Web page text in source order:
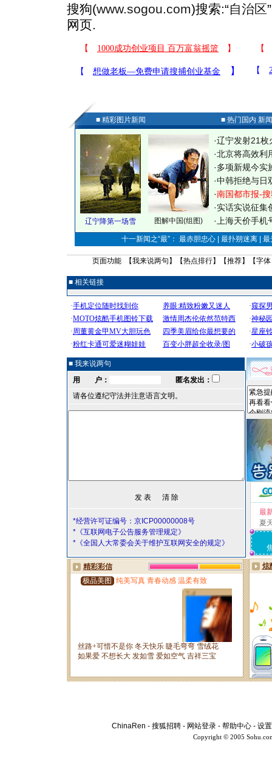
搜狗(www.sogou.com)搜索:“自治区
网页.
■ 精彩图片新闻 ■ 热门国内 新
辽宁降第一场雪 图解中国(组图)
·辽宁发射21枚
·北京将高效利
·多项新规今实
·中韩拒绝与日
·南国都市报-
·实话实说征集
· 上海天价手
十一新闻之“最”： 最赤胆忠心 | 最扑朔迷离 |
页面功能 【我来说两句 】【热点排行】【推荐】【字体
■ 相关链接
■ 我来说两句
用 户：
匿名发出：
请各位遵纪守法并注意语言文明。
*经营许可证编号：京ICP00000008号
*《互联网电子公告服务管理规定》
*《全国人大常委会关于维护互联网安全的规定》
最
夏
ChinaRen - 搜狐招聘 - 网站登录 - 帮助中心 - 设
Copyright © 2005